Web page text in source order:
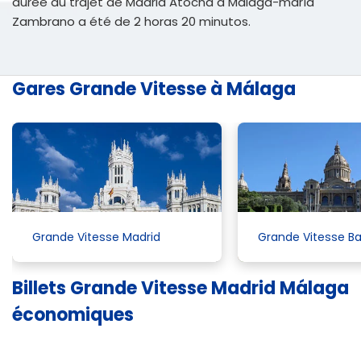
Zambrano a été de 2 horas 20 minutos.
Gares Grande Vitesse à Málaga
Grande Vitesse Madrid Grande Vitesse
Billets Grande Vitesse Madrid Málaga
économiques